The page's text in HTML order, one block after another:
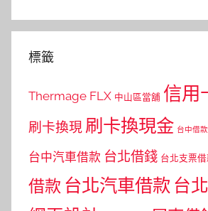
標籤
Thermage FLX 中山區當舖 信用
刷卡換現 刷卡換現金 台中借款
台中汽車借款 台北借錢 台北支票借
借款 台北汽車借款 台